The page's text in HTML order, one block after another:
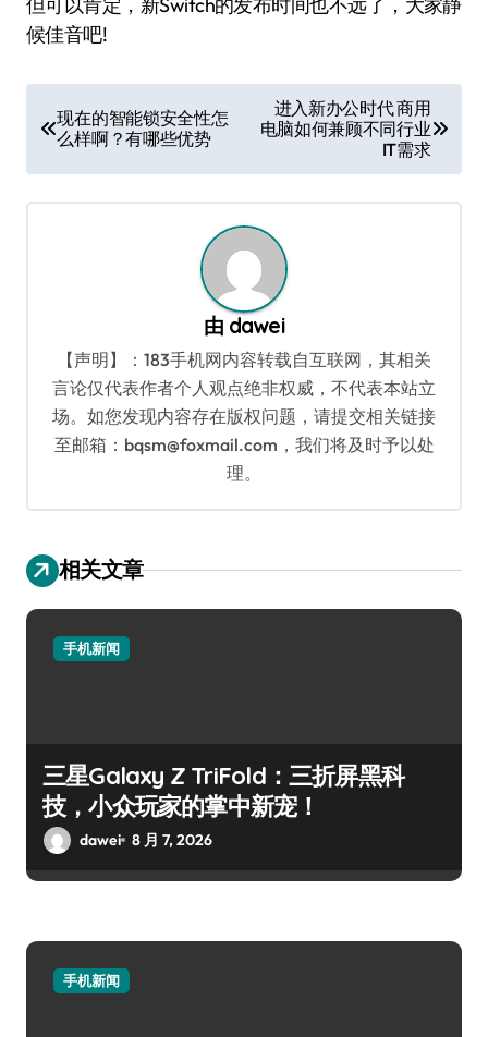
候佳音吧!
章
导
航
现在的智能锁安全性怎
么样啊？有哪些优势
进入新办公时代 商用
电脑如何兼顾不同行业
IT需求
由 dawei
【声明】：183手机网内容转载自互联网，其相关
言论仅代表作者个人观点绝非权威，不代表本站立
场。如您发现内容存在版权问题，请提交相关链接
至邮箱：bqsm@foxmail.com，我们将及时予以处
理。
相关文章
手机新闻
三星Galaxy Z TriFold：三折屏黑科
技，小众玩家的掌中新宠！
dawei 8 月 7, 2026
手机新闻